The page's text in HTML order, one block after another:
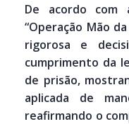
De acordo com
“Operação Mão
rigorosa e
cumprimento da
de prisão,
aplicada de
reafirmando o